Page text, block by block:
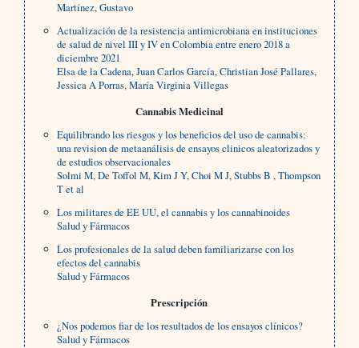
Martínez, Gustavo
Actualización de la resistencia antimicrobiana en instituciones
de salud de nivel III y IV en Colombia entre enero 2018 a
diciembre 2021
Elsa de la Cadena, Juan Carlos García, Christian José Pallares,
Jessica A Porras, María Virginia Villegas
Cannabis Medicinal
Equilibrando los riesgos y los beneficios del uso de cannabis:
una revision de metaanálisis de ensayos clinicos aleatorizados y
de estudios observacionales
Solmi M, De Toffol M, Kim J Y, Choi M J, Stubbs B , Thompson
T et al
Los militares de EE UU, el cannabis y los cannabinoides
Salud y Fármacos
Los profesionales de la salud deben familiarizarse con los
efectos del cannabis
Salud y Fármacos
Prescripción
¿Nos podemos fiar de los resultados de los ensayos clínicos?
Salud y Fármacos